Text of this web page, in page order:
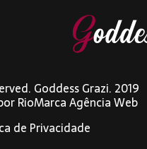
Goddess Grazi. 2019
RioMarca Agência Web
de Privacidade